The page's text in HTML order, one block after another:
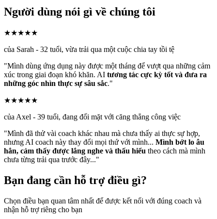
Người dùng nói gì về chúng tôi
★★★★★
của Sarah - 32 tuổi, vừa trải qua một cuộc chia tay tồi tệ
"Mình dùng ứng dụng này được một tháng để vượt qua những cảm
xúc trong giai đoạn khó khăn. AI tương tác cực kỳ tốt và đưa ra
những góc nhìn thực sự sâu sắc."
★★★★★
của Axel - 39 tuổi, đang đối mặt với căng thẳng công việc
"Mình đã thử vài coach khác nhau mà chưa thấy ai thực sự hợp,
nhưng AI coach này thay đổi mọi thứ với mình... Mình bớt lo âu
hẳn, cảm thấy được lắng nghe và thấu hiểu theo cách mà mình
chưa từng trải qua trước đây..."
Bạn đang cần hỗ trợ điều gì?
Chọn điều bạn quan tâm nhất để được kết nối với đúng coach và
nhận hỗ trợ riêng cho bạn